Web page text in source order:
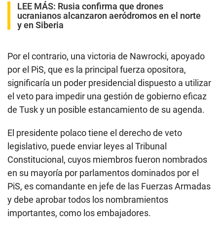
LEE MÁS: Rusia confirma que drones
ucranianos alcanzaron aeródromos en el norte
y en Siberia
Por el contrario, una victoria de Nawrocki, apoyado
por el PiS, que es la principal fuerza opositora,
significaría un poder presidencial dispuesto a utilizar
el veto para impedir una gestión de gobierno eficaz
de Tusk y un posible estancamiento de su agenda.
El presidente polaco tiene el derecho de veto
legislativo, puede enviar leyes al Tribunal
Constitucional, cuyos miembros fueron nombrados
en su mayoría por parlamentos dominados por el
PiS, es comandante en jefe de las Fuerzas Armadas
y debe aprobar todos los nombramientos
importantes, como los embajadores.